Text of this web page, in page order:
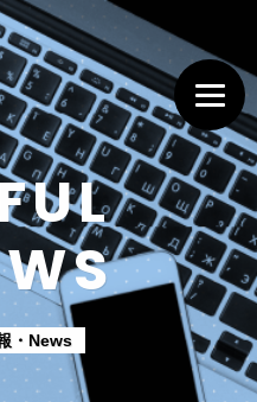
・News